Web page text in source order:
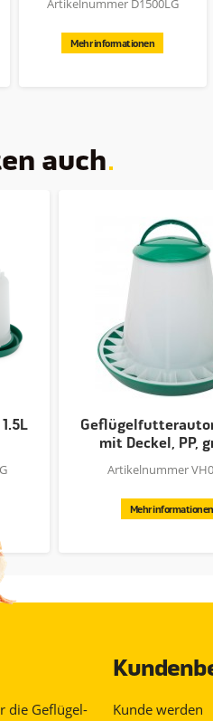
Artikelnummer D1500LG
Mehr informationen
auch
mit Deckel, PP,
Artikelnummer
Mehr informationen
die Geflügel-
Kunde werden